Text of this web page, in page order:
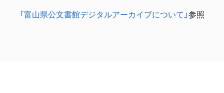
「富山県公文書館デジタルアーカイブについて」参照